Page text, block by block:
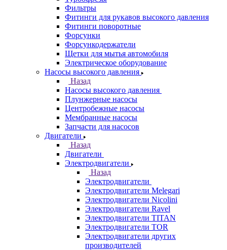
Фильтры
Фитинги для рукавов высокого давления
Фитинги поворотные
Форсунки
Форсункодержатели
Щетки для мытья автомобиля
Электрическое оборудование
Насосы высокого давления
Назад
Насосы высокого давления
Плунжерные насосы
Центробежные насосы
Мембранные насосы
Запчасти для насосов
Двигатели
Назад
Двигатели
Электродвигатели
Назад
Электродвигатели
Электродвигатели Melegari
Электродвигатели Nicolini
Электродвигатели Ravel
Электродвигатели TITAN
Электродвигатели TOR
Электродвигатели других
производителей